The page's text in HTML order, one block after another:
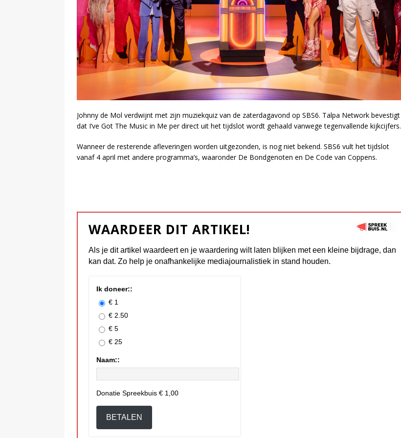
Johnny de Mol verdwijnt met zijn muziekquiz van de zaterdagavond op SBS6. Talpa Network bevestigt
dat I’ve Got The Music in Me per direct uit het tijdslot wordt gehaald vanwege tegenvallende kijkcijfers.
Wanneer de resterende afleveringen worden uitgezonden, is nog niet bekend. SBS6 vult het tijdslot
vanaf 4 april met andere programma’s, waaronder De Bondgenoten en De Code van Coppens.
WAARDEER DIT ARTIKEL!
Als je dit artikel waardeert en je waardering wilt laten blijken met een kleine bijdrage, dan
kan dat. Zo help je onafhankelijke mediajournalistiek in stand houden.
Ik doneer::
€ 1
€ 2.50
€ 5
€ 25
Naam::
Donatie Spreekbuis € 1,00
BETALEN